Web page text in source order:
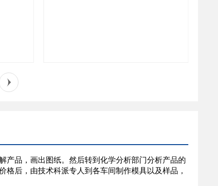
产品，画出图纸。然后转到化学分析部门分析产品的
后，由技术科派专人到各车间制作模具以及样品，